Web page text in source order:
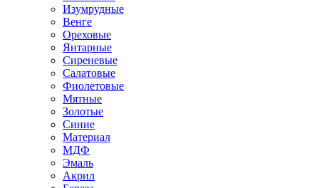
Изумрудные
Венге
Ореховые
Янтарные
Сиреневые
Салатовые
Фиолетовые
Мятные
Золотые
Синие
Материал
МДФ
Эмаль
Акрил